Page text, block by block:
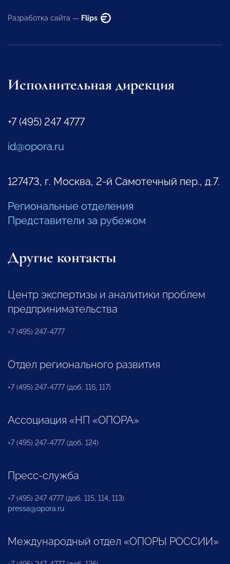
Разработка сайта — Flips
Исполнительная дирекция
+7 (495) 247 4777
id@opora.ru
127473, г. Москва, 2-й Самотечный пер., д.7.
Региональные отделения
Представители за рубежом
Другие контакты
Центр экспертизы и аналитики проблем
предпринимательства
+7 (495) 247-4777
Отдел регионального развития
+7 (495) 247-4777 (доб. 116, 117)
Ассоциация «НП «ОПОРА»
+7 (495) 247-4777 (доб. 124)
Пресс-служба
+7 (495) 247 4777 (доб. 115, 114, 113)
pressa@opora.ru
Международный отдел «ОПОРЫ РОССИИ»